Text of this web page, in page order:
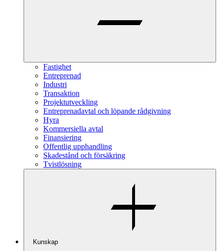
Fastighet
Entreprenad
Industri
Transaktion
Projektutveckling
Entreprenadavtal och löpande rådgivning
Hyra
Kommersiella avtal
Finansiering
Offentlig upphandling
Skadestånd och försäkring
Tvistlösning
Kunskap